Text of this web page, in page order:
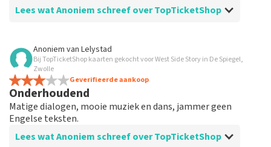
Lees wat Anoniem schreef over TopTicketShop
Beoordeling van Anoniem over
Geolied
Goede mailwisseling. En efficiënt geregeld. Gewoon
goed georganiseerd. Houden zo
Anoniem van Lelystad
Bij TopTicketShop kaarten gekocht voor West Side Story in De Spiegel,
Zwolle
Geverifieerde aankoop
Onderhoudend
Matige dialogen, mooie muziek en dans, jammer geen
Engelse teksten.
Lees wat Anoniem schreef over TopTicketShop